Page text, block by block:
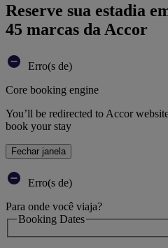
Reserve sua estadia
45 marcas da Accor
Erro(s de)
Core booking engine
You’ll be redirected to Accor
book your stay
Fechar janela
Erro(s de)
Para onde você viaja?
Booking Dates